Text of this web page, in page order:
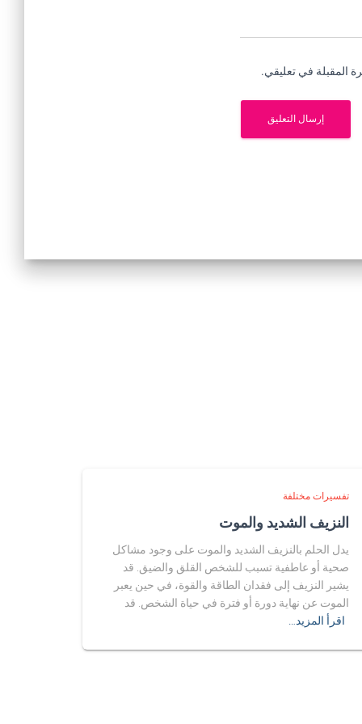
المقبلة في تعليقي.
تفسيرات مختلفة
النزيف الشديد والموت
يدل الحلم بالنزيف الشديد والموت على وجود مشاكل
صحية أو عاطفية تسبب للشخص القلق والضيق. قد
يشير النزيف إلى فقدان الطاقة والقوة، في حين يعبر
الموت عن نهاية دورة أو فترة في حياة الشخص. قد
اقرأ المزيد…